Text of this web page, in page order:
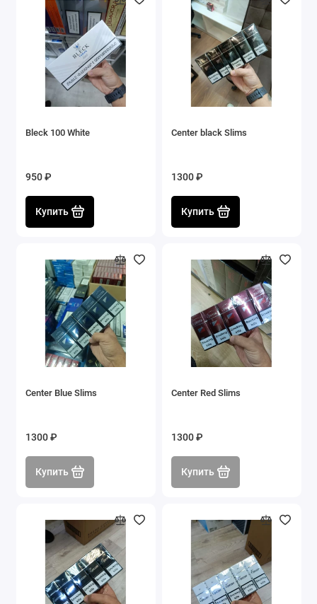
Bleck 100 White
950 ₽
Купить
Center black Slims
1300 ₽
Купить
Center Blue Slims
1300 ₽
Купить
Center Red Slims
1300 ₽
Купить